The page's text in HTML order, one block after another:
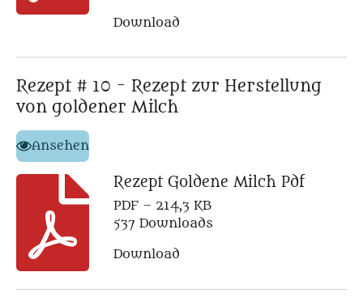
Download
Rezept # 10 - Rezept zur Herstellung
von goldener Milch
Ansehen
Rezept Goldene Milch Pdf
PDF – 214,3 KB
537 Downloads
Download